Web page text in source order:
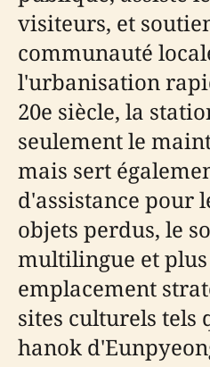
visiteurs, et
communauté
l'urbanisation
20e siècle, la
seulement le
mais sert
d'assistance pour
objets perdus, le
multilingue et plus
emplacement
sites culturels tels
hanok